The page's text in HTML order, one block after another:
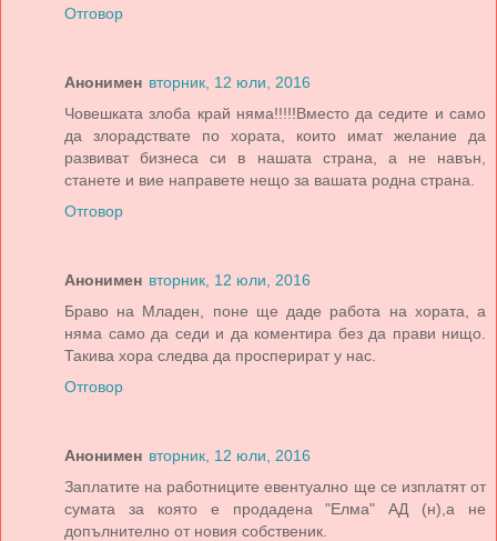
Отговор
Анонимен вторник, 12 юли, 2016
Човешката злоба край няма!!!!!Вместо да седите и само
да злорадствате по хората, които имат желание да
развиват бизнеса си в нашата страна, а не навън,
станете и вие направете нещо за вашата родна страна.
Отговор
Анонимен вторник, 12 юли, 2016
Браво на Младен, поне ще даде работа на хората, а
няма само да седи и да коментира без да прави нищо.
Такива хора следва да просперират у нас.
Отговор
Анонимен вторник, 12 юли, 2016
Заплатите на работниците евентуално ще се изплатят от
сумата за която е продадена "Елма" АД (н),а не
допълнително от новия собственик.